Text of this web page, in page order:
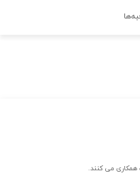
همکاری می کنند.